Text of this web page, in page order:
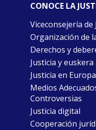
CONOCE LA
Viceconsejería de
Organización de
Derechos y
Justicia y euskera
Justicia en Europa
Medios
Controversias
Justicia digital
Cooperación